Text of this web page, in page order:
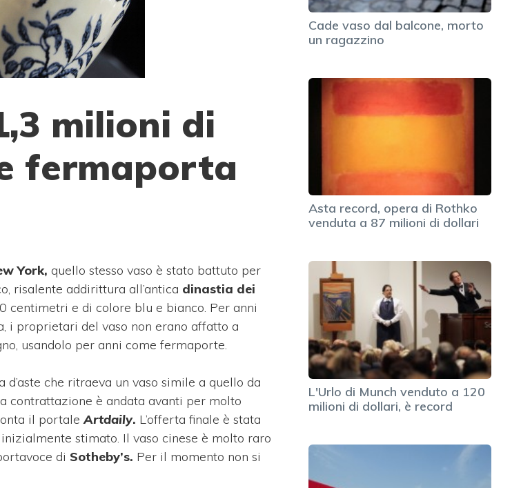
milioni di
fermaporta
York, quello stesso vaso è stato battuto per
risalente addirittura all’antica dinastia dei
centimetri e di colore blu e bianco. Per anni
i proprietari del vaso non erano affatto a
usandolo per anni come fermaporte.
che ritraeva un vaso simile a quello da
contrattazione è andata avanti per molto
il portale Artdaily. L’offerta finale è stata
stimato. Il vaso cinese è molto raro
di Sotheby’s. Per il momento non si
Cade vaso dal balcone, morto
un ragazzino
Asta record, opera di Rothko
venduta a 87 milioni di dollari
L'Urlo di Munch venduto a 120
milioni di dollari, è record